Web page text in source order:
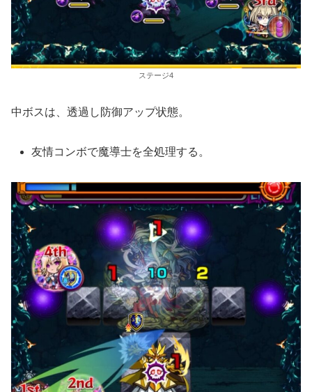
ステージ4
中ボスは、透過し防御アップ状態。
友情コンボで魔導士を全処理する。